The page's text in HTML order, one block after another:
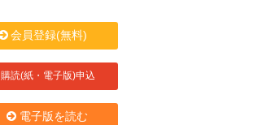
会員登録(無料)
購読(紙・電子版)申込
電子版を読む